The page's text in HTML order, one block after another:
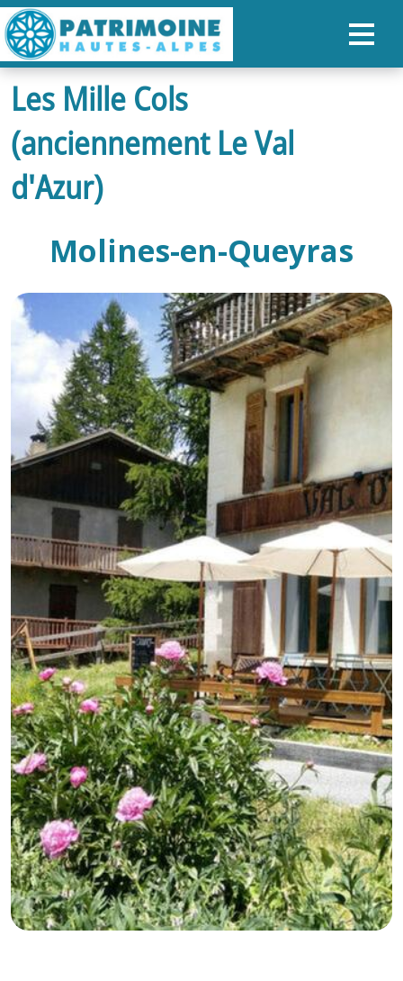
ACCUEIL
CARTE
NOS PARCOURS
RANDONNÉES
ORGANISER SON SÉJOUR
RECHERCHER
GB
Les Mille Cols
(anciennement Le Val
d'Azur)
Molines-en-Queyras